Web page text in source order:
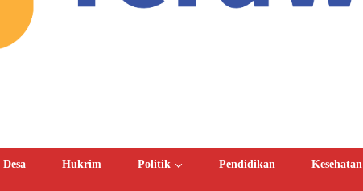
Desa Hukrim Politik Pendidikan Kesehatan